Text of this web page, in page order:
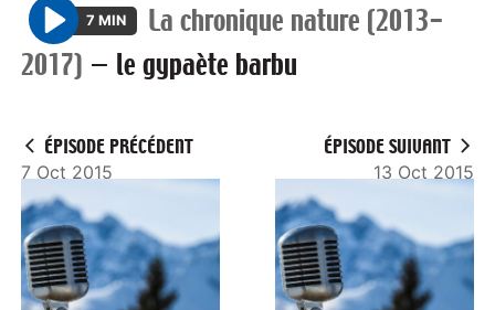
P
l
7 MIN
La chronique nature (2013-
2017) — le gypaète barbu
ÉPISODE PRÉCÉDENT
7 Oct 2015
ÉPISODE SUIVANT
13 Oct 2015